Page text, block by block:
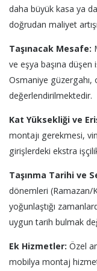
daha büyük kasa ya
doğrudan maliyet
Taşınacak Mesafe:
ve eşya başına
Osmaniye
değerlendirilmektedir.
Kat Yüksekliği ve
montajı gerekmesi,
girişlerdeki ekstra
Taşınma Tarihi ve
dönemleri (Ramazan/
yoğunlaştığı
uygun tarih bulmak
Ek Hizmetler: Özel
mobilya montaj